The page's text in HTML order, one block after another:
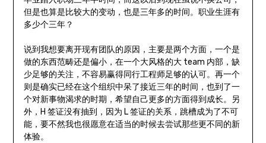
但是也算是比较大的变动，也是三年多的时间。职业生涯有
多少个三年？
说到我想要离开现有团队的原因，主要是两个方面，一个是
做的东西范畴还是偏小，在一个大风格的大 team 内部，缺
少足够的关注，不容易赢得同行工程师足够的认可。再一个
则是确实已经在这个组织中呆了接近三年的时间，也到了一
个对新事物渴求的时期，希望自己更多的方面得到成长。另
外，H 签证没有抽到，因为 L 签证的关系，跳槽成为了不可
能，要不然我也很愿意在适当的时候去尝试那些更不同的新
体验。